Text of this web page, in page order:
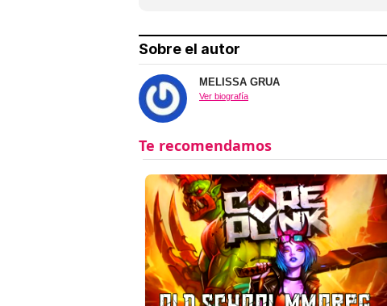
Sobre el autor
MELISSA GRUA
Ver biografía